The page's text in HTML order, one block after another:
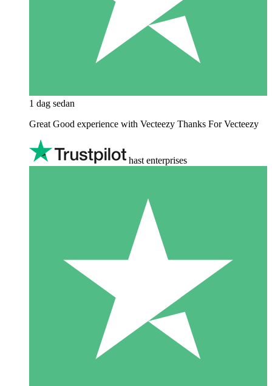
1 dag sedan
Great Good experience with Vecteezy Thanks For Vecteezy
hast enterprises